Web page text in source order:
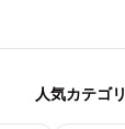
人気カテゴリ